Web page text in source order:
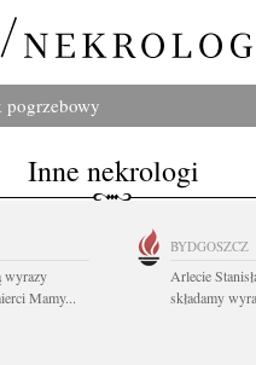
pogrzebowy
Inne nekrologi
wyrazy
Mamy...
BYDGOSZCZ
Arlecie
składamy